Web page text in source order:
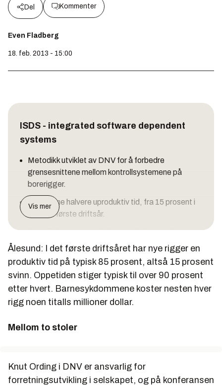
Del Kommenter
Even Fladberg
18. feb. 2013 - 15:00
ISDS - integrated software dependent
systems
Metodikk utviklet av DNV for å forbedre
grensesnittene mellom kontrollsystemene på
borerigger.
Skal kunne halvere uproduktiv tid, fra 15 prosent i
riggens første driftsår.
Statoil, Total, Seadrill, Dolphin Drilling og Songa
har tatt i bruk systemet. NOV forbereder
leveranser i henhold til konseptet.
Vis mer
Ålesund: I det første driftsåret har nye rigger en
produktiv tid på typisk 85 prosent, altså 15 prosent
svinn. Oppetiden stiger typisk til over 90 prosent
etter hvert. Barnesykdommene koster nesten hver
rigg noen titalls millioner dollar.
Mellom to stoler
Knut Ording i DNV er ansvarlig for
forretningsutvikling i selskapet, og på konferansen